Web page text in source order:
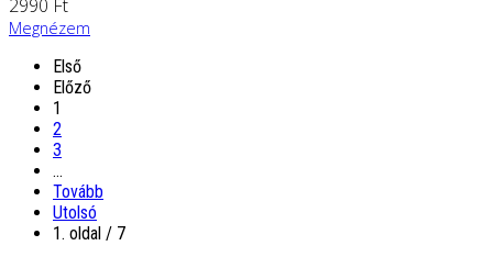
2990 Ft
Megnézem
Első
Előző
1
2
3
…
Tovább
Utolsó
1. oldal / 7